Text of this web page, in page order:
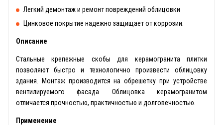
Легкий демонтаж и ремонт повреждений облицовки
Цинковое покрытие надежно защищает от коррозии.
Описание
Стальные крепежные скобы для керамогранита плитки
позволяют быстро и технологично произвести облицовку
здания. Монтаж производится на обрешетку при устройстве
вентилируемого фасада. Облицовка керамогранитом
отличается прочностью, практичностью и долговечностью.
Применение